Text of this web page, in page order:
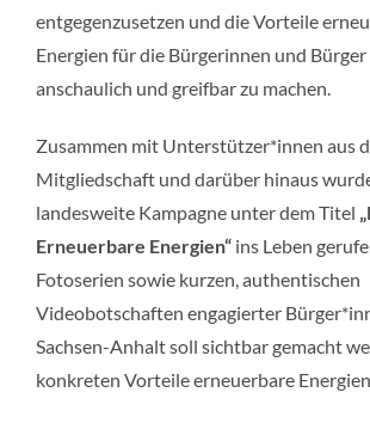
entgegenzusetzen und die Vorteile
Energien für die Bürgerinnen und Bürger
anschaulich und greifbar zu machen.
Zusammen mit Unterstützer*innen aus
Mitgliedschaft und darüber hinaus
landesweite Kampagne unter dem Titel
Erneuerbare Energien“ ins Leben
Fotoserien sowie kurzen, authentischen
Videobotschaften engagierter
Sachsen-Anhalt soll sichtbar gemacht
konkreten Vorteile erneuerbare